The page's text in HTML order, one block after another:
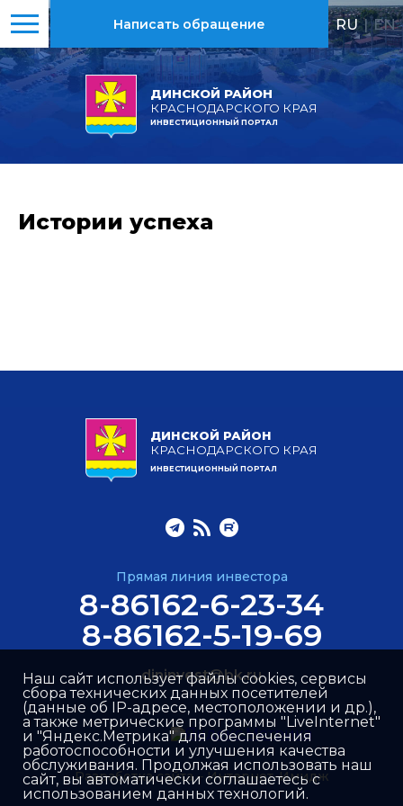
ДИНСКОЙ РАЙОН
КРАСНОДАРСКОГО КРАЯ
ИНВЕСТИЦИОННЫЙ ПОРТАЛ
Написать обращение RU | EN
Истории успеха
ДИНСКОЙ РАЙОН
КРАСНОДАРСКОГО КРАЯ
ИНВЕСТИЦИОННЫЙ ПОРТАЛ
Прямая линия инвестора
8-86162-6-23-34
8-86162-5-19-69
dininvest@bk.ru
Разработка сайта –Интернет-Имидж
Наш сайт использует файлы cookies, сервисы
сбора технических данных посетителей
(данные об IP-адресе, местоположении и др.),
а также метрические программы "LiveInternet"
и "Яндекс.Метрика" для обеспечения
работоспособности и улучшения качества
обслуживания. Продолжая использовать наш
сайт, вы автоматически соглашаетесь с
использованием данных технологий.